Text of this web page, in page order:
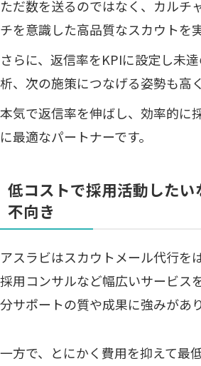
ただ数を送るのではなく、カルチ
チを意識した高品質なスカウトを
さらに、返信率をKPIに設定し未
析、次の施策につなげる姿勢も高
本気で返信率を伸ばし、効率的に
に最適なパートナーです。
低コストで採用活動した
不向き
アスラビはスカウトメール代行を
採用コンサルなど幅広いサービス
分サポートの質や成果に強みがあり
一方で、とにかく費用を抑えて最